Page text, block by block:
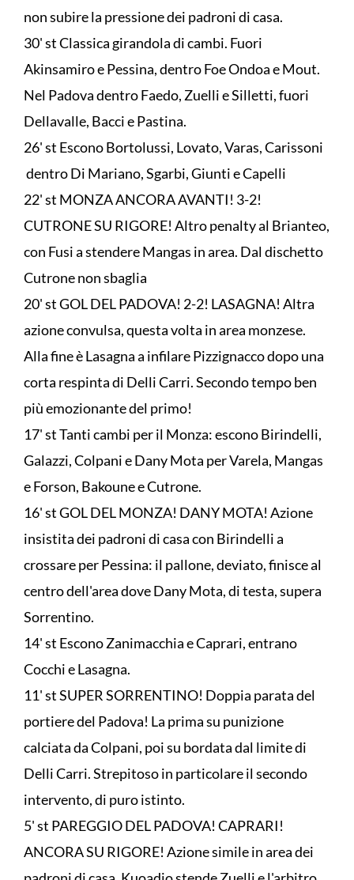
non subire la pressione dei padroni di casa.
30' st Classica girandola di cambi. Fuori
Akinsamiro e Pessina, dentro Foe Ondoa e Mout.
Nel Padova dentro Faedo, Zuelli e Silletti, fuori
Dellavalle, Bacci e Pastina.
26' st Escono Bortolussi, Lovato, Varas, Carissoni
dentro Di Mariano, Sgarbi, Giunti e Capelli
22' st MONZA ANCORA AVANTI! 3-2!
CUTRONE SU RIGORE! Altro penalty al Brianteo,
con Fusi a stendere Mangas in area. Dal dischetto
Cutrone non sbaglia
20' st GOL DEL PADOVA! 2-2! LASAGNA! Altra
azione convulsa, questa volta in area monzese.
Alla fine è Lasagna a infilare Pizzignacco dopo una
corta respinta di Delli Carri. Secondo tempo ben
più emozionante del primo!
17' st Tanti cambi per il Monza: escono Birindelli,
Galazzi, Colpani e Dany Mota per Varela, Mangas
e Forson, Bakoune e Cutrone.
16' st GOL DEL MONZA! DANY MOTA! Azione
insistita dei padroni di casa con Birindelli a
crossare per Pessina: il pallone, deviato, finisce al
centro dell'area dove Dany Mota, di testa, supera
Sorrentino.
14' st Escono Zanimacchia e Caprari, entrano
Cocchi e Lasagna.
11' st SUPER SORRENTINO! Doppia parata del
portiere del Padova! La prima su punizione
calciata da Colpani, poi su bordata dal limite di
Delli Carri. Strepitoso in particolare il secondo
intervento, di puro istinto.
5' st PAREGGIO DEL PADOVA! CAPRARI!
ANCORA SU RIGORE! Azione simile in area dei